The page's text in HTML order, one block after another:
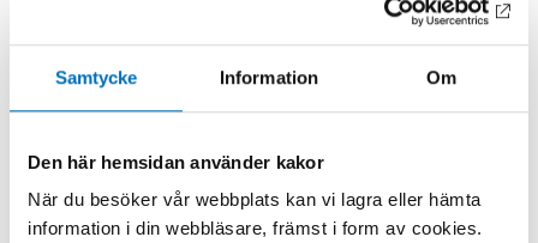
Samtycke Information Om
Den här hemsidan använder kakor
När du besöker vår webbplats kan vi lagra eller hämta
information i din webbläsare, främst i form av cookies.
Treatment system perspectives and lessons from the
European continent
and other drug problems: A five-year follow-up
Lisa Skogens and Ninive von Greiff